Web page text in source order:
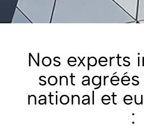
Nos experts
sont
national et
: